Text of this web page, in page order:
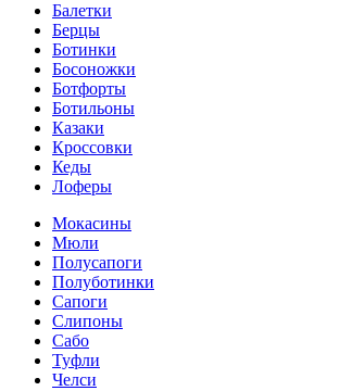
Балетки
Берцы
Ботинки
Босоножки
Ботфорты
Ботильоны
Казаки
Кроссовки
Кеды
Лоферы
Мокасины
Мюли
Полусапоги
Полуботинки
Сапоги
Слипоны
Сабо
Туфли
Челси